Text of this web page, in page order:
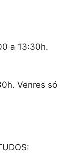
a 13:30h.
Venres só